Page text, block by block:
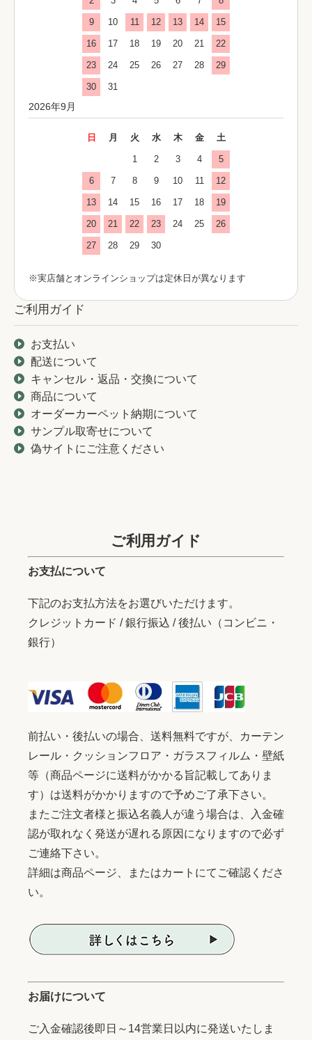
9 10 11 12 13 14 15
16 17 18 19 20 21 22
23 24 25 26 27 28 29
30 31
2026年9月
日 月 火 水 木 金 土
1 2 3 4 5
6 7 8 9 10 11 12
13 14 15 16 17 18 19
20 21 22 23 24 25 26
27 28 29 30
※実店舗とオンラインショップは定休日が異なります
ご利用ガイド
お支払い
配送について
キャンセル・返品・交換について
商品について
オーダーカーペット納期について
サンプル取寄せについて
偽サイトにご注意ください
ご利用ガイド
お支払について
下記のお支払方法をお選びいただけます。
クレジットカード / 銀行振込 / 後払い（コンビニ・
銀行）
前払い・後払いの場合、送料無料ですが、カーテン
レール・クッションフロア・ガラスフィルム・壁紙
等（商品ページに送料がかかる旨記載してありま
す）は送料がかかりますので予めご了承下さい。
またご注文者様と振込名義人が違う場合は、入金確
認が取れなく発送が遅れる原因になりますので必ず
ご連絡下さい。
詳細は商品ページ、またはカートにてご確認くださ
い。
お届けについて
ご入金確認後即日～14営業日以内に発送いたしま